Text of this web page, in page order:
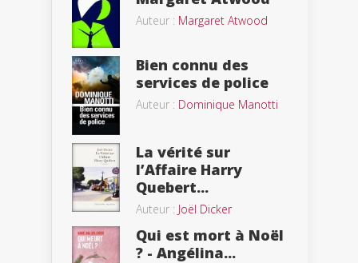
Auteur : Margaret Atwood
Bien connu des
services de police
Auteur : Dominique Manotti
La vérité sur
l’Affaire Harry
Quebert...
Auteur : Joël Dicker
Qui est mort à Noël
? - Angélina...